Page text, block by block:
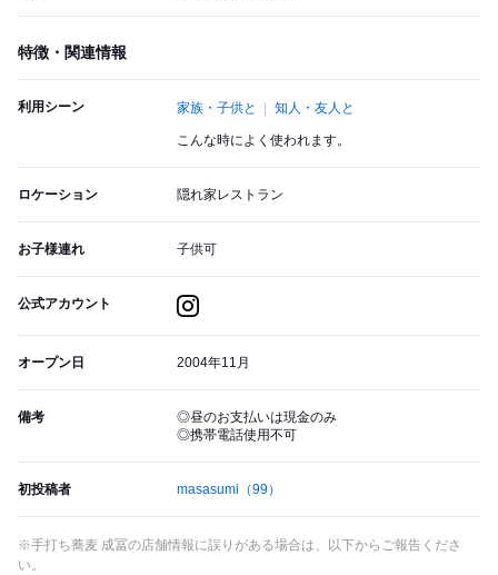
特徴・関連情報
利用シーン 家族・子供と 知人・友人と
こんな時によく使われます。
ロケーション 隠れ家レストラン
お子様連れ 子供可
公式アカウント
オープン日 2004年11月
備考
◎昼のお支払いは現金のみ
◎携帯電話使用不可
初投稿者 masasumi （99）
※手打ち蕎麦 成冨の店舗情報に誤りがある場合は、以下からご報告くださ
い。